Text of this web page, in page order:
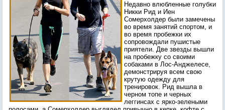
Недавно влюбленные голубки
Никки Рид и Иен
Сомерхолдер были замечены
во время занятий спортом, и
во время пробежки их
сопровождали пушистые
приятели. Две звезды вышли
на пробежку со своими
собаками в Лос-Анджелесе,
демонстрируя всем свою
крутую одежду для
тренировок. Рид вышла в
черном топе и черных
леггинсах с ярко-зелеными